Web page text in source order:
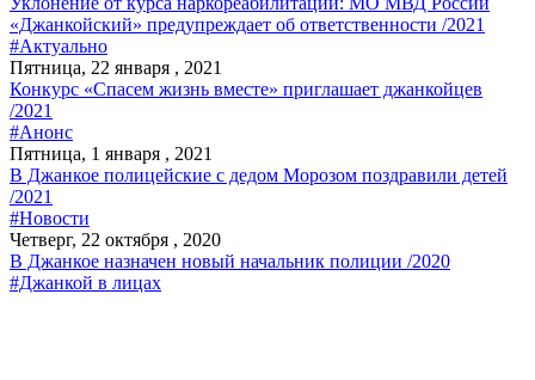
«Джанкойский» предупреждает об ответственности /2021
#Актуально
Пятница, 22 января , 2021
Конкурс «Спасем жизнь вместе» приглашает джанкойцев
/2021
#Анонс
Пятница, 1 января , 2021
В Джанкое полицейские с дедом Морозом поздравили детей
/2021
#Новости
Четверг, 22 октября , 2020
В Джанкое назначен новый начальник полиции /2020
#Джанкой в лицах